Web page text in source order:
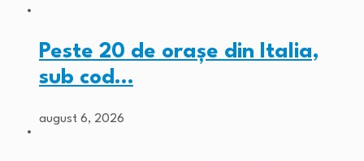
Peste 20 de orașe din Italia,
sub cod…
august 6, 2026